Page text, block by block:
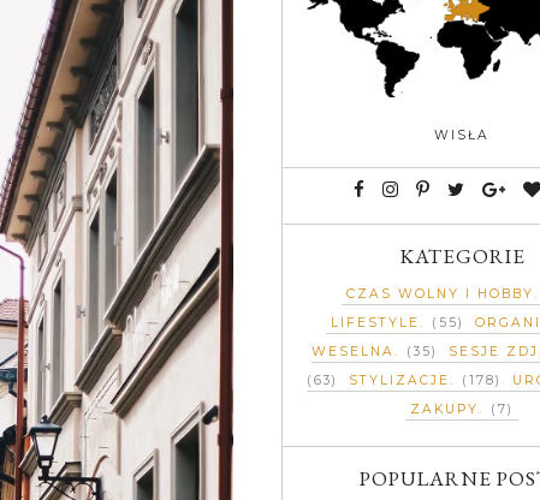
WISŁA
KATEGORIE
CZAS WOLNY I HOBBY
LIFESTYLE
(55)
WESELNA
(35)
SESJE
(63)
STYLIZACJE (178)
ZAKUPY
(7)
POPULARNE